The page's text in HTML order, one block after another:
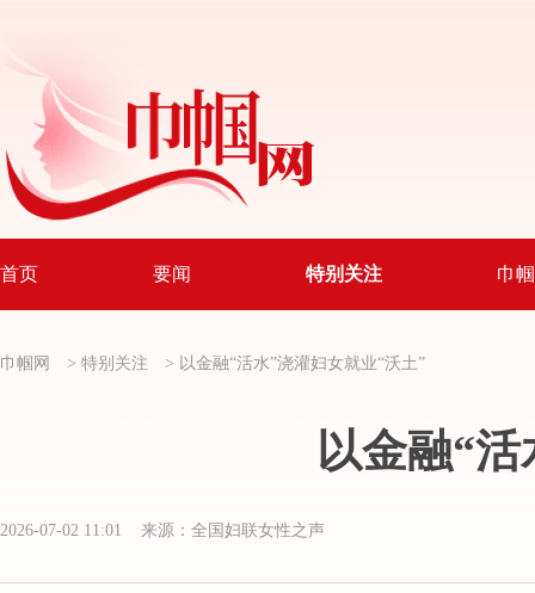
首页 要闻 特别关注 巾
巾帼网 > 特别关注 > 以金融“活水”浇灌妇女就业“沃土”
以金融“
2026-07-02 11:01 来源：全国妇联女性之声